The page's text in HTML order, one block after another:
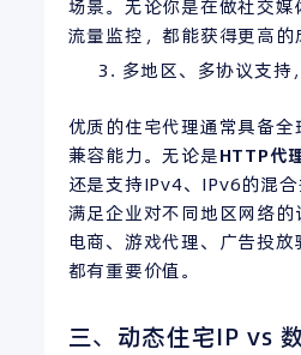
场景。无论你是在做社交
流量监控，都能获得更高的
多地区、多协议支持
优质的住宅代理通常具备
兼容能力。无论是HTTP代
还是支持IPv4、IPv6的混
满足企业对不同地区网络
电商、游戏代理、广告投
都有重要价值。
三、动态住宅IP vs